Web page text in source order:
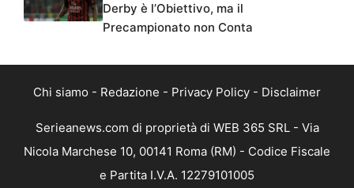
Derby è l’Obiettivo, ma il
Precampionato non Conta
Chi siamo - Redazione - Privacy Policy - Disclaimer
Serieanews.com di proprietà di WEB 365 SRL - Via
Nicola Marchese 10, 00141 Roma (RM) - Codice Fiscale
e Partita I.V.A. 12279101005